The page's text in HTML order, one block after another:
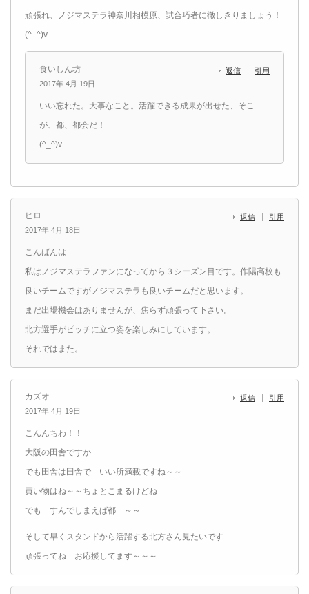
頑張れ、ノジマステラ神奈川相模原、試合巧者に徹しきりましょう！
(^_^)v
食いしん坊
2017年 4月 19日
返信 引用
いい忘れた。大事なこと。活躍できる成果が出せた、そこ
が、都、都会だ！
(^_^)v
ヒロ
2017年 4月 18日
返信 引用
こんばんは
私はノジマステラファンになってから３シーズン目です。作陽高校も
良いチームですがノジマステラも良いチームだと思います。
まだ出場機会はありませんが、焦らず頑張って下さい。
北方選手がピッチに立つ姿を楽しみにしています。
それではまた。
カズオ
2017年 4月 19日
返信 引用
こんんちわ！！
大阪の田舎ですか
でも田舎は田舎で いい所満載ですね～～
買い物はね～～ちょとこまるけどね
でも すんでしまえば都 ～～
そして早くスタンドから活躍する北方さん見たいです
頑張ってね お応援してます～～～